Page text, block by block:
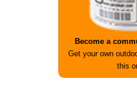
Become a
Get your own
this